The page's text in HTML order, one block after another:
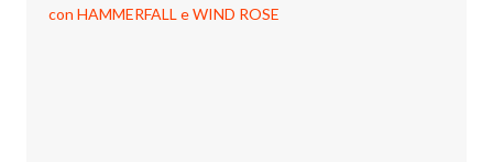
con HAMMERFALL e WIND ROSE